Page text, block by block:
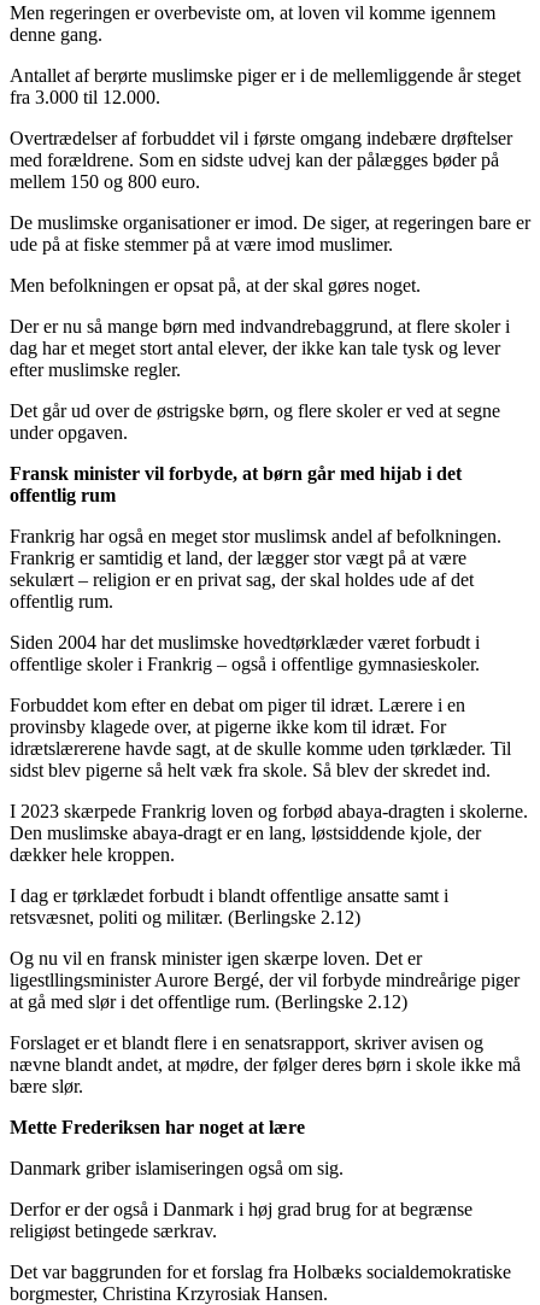
Men regeringen er overbeviste om, at loven vil komme igennem
denne gang.
Antallet af berørte muslimske piger er i de mellemliggende år steget
fra 3.000 til 12.000.
Overtrædelser af forbuddet vil i første omgang indebære drøftelser
med forældrene. Som en sidste udvej kan der pålægges bøder på
mellem 150 og 800 euro.
De muslimske organisationer er imod. De siger, at regeringen bare er
ude på at fiske stemmer på at være imod muslimer.
Men befolkningen er opsat på, at der skal gøres noget.
Der er nu så mange børn med indvandrebaggrund, at flere skoler i
dag har et meget stort antal elever, der ikke kan tale tysk og lever
efter muslimske regler.
Det går ud over de østrigske børn, og flere skoler er ved at segne
under opgaven.
Fransk minister vil forbyde, at børn går med hijab i det
offentlig rum
Frankrig har også en meget stor muslimsk andel af befolkningen.
Frankrig er samtidig et land, der lægger stor vægt på at være
sekulært – religion er en privat sag, der skal holdes ude af det
offentlig rum.
Siden 2004 har det muslimske hovedtørklæder været forbudt i
offentlige skoler i Frankrig – også i offentlige gymnasieskoler.
Forbuddet kom efter en debat om piger til idræt. Lærere i en
provinsby klagede over, at pigerne ikke kom til idræt. For
idrætslærerene havde sagt, at de skulle komme uden tørklæder. Til
sidst blev pigerne så helt væk fra skole. Så blev der skredet ind.
I 2023 skærpede Frankrig loven og forbød abaya-dragten i skolerne.
Den muslimske abaya-dragt er en lang, løstsiddende kjole, der
dækker hele kroppen.
I dag er tørklædet forbudt i blandt offentlige ansatte samt i
retsvæsnet, politi og militær. (Berlingske 2.12)
Og nu vil en fransk minister igen skærpe loven. Det er
ligestllingsminister Aurore Bergé, der vil forbyde mindreårige piger
at gå med slør i det offentlige rum. (Berlingske 2.12)
Forslaget er et blandt flere i en senatsrapport, skriver avisen og
nævne blandt andet, at mødre, der følger deres børn i skole ikke må
bære slør.
Mette Frederiksen har noget at lære
Danmark griber islamiseringen også om sig.
Derfor er der også i Danmark i høj grad brug for at begrænse
religiøst betingede særkrav.
Det var baggrunden for et forslag fra Holbæks socialdemokratiske
borgmester, Christina Krzyrosiak Hansen.